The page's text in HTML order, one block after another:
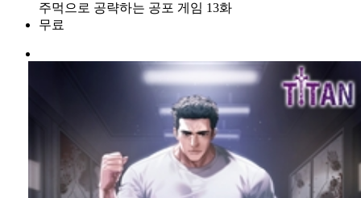
주먹으로 공략하는 공포 게임 13화
무료